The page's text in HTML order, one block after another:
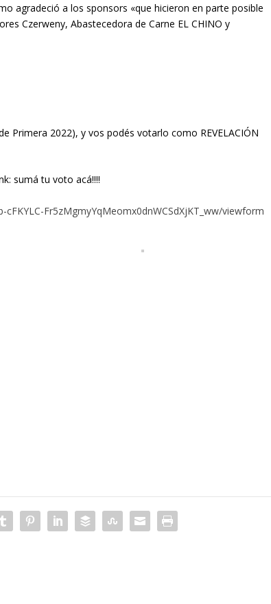
agradeció a los sponsors «que hicieron en parte posible
Czerweny, Abastecedora de Carne EL CHINO y
Primera 2022), y vos podés votarlo como REVELACIÓN
sumá tu voto acá!!!!
Fr5zMgmyYqMeomx0dnWCSdXjKT_ww/viewform